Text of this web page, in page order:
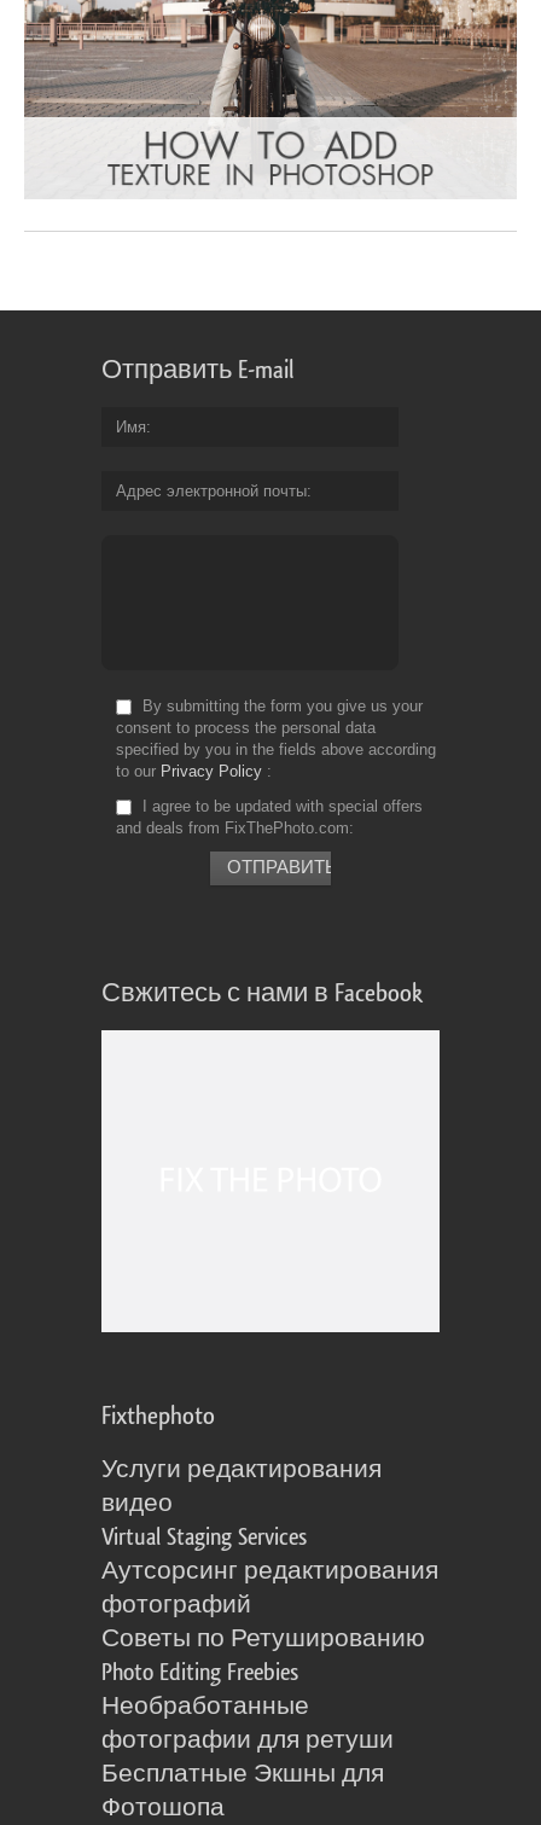
Отправить E-mail
Имя
Адрес электронной почты
By submitting the form you give us your
consent to process the personal data
specified by you in the fields above according
to our Privacy Policy
I agree to be updated with special offers
and deals from FixThePhoto.com
Свжитесь с нами в Facebook
Fixthephoto
Услуги редактирования
видео
Virtual Staging Services
Аутсорсинг редактирования
фотографий
Советы по Ретушированию
Photo Editing Freebies
Необработанные
фотографии для ретуши
Бесплатные Экшны для
Фотошопа